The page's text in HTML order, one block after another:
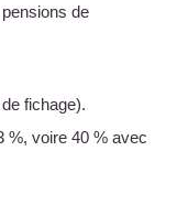
de
fichage).
%, voire 40 % avec